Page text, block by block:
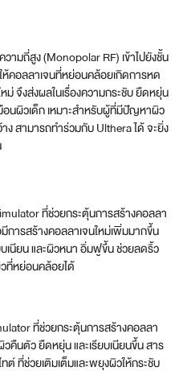
ามถี่สูง (Monopolar RF) เข้าไปยังชั้น
ห้คอลลาเจนที่หย่อนคล้อยเกิดการหด
ม่ จึงส่งผลในเรื่องความกระชับ ยืดหยุ่น
นผิวเด็ก เหมาะสำหรับผู้ที่มีปัญหาผิว
ง สามารถทำร่วมกับ Ulthera ได้ จะยิ่ง
ที่ช่วยกระตุ้นการสร้างคอลลา
ารสร้างคอลลาเจนใหม่เพิ่มมากขึ้น
เนียน และผิวหนา อิ่มฟูขึ้น ช่วยลดริ้ว
ที่หย่อนคล้อยได้
ที่ช่วยกระตุ้นการสร้างคอลลา
คืนตัว ยืดหยุ่น และเรียบเนียนขึ้น สาร
ที่ช่วยเติมเต็มและพยุงผิวให้กระชับ